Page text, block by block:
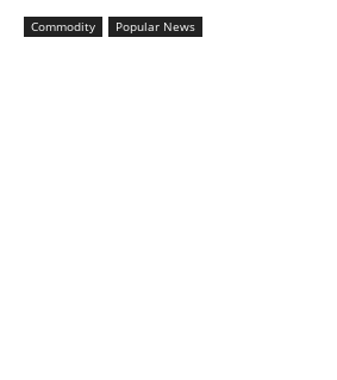
Commodity Popular News